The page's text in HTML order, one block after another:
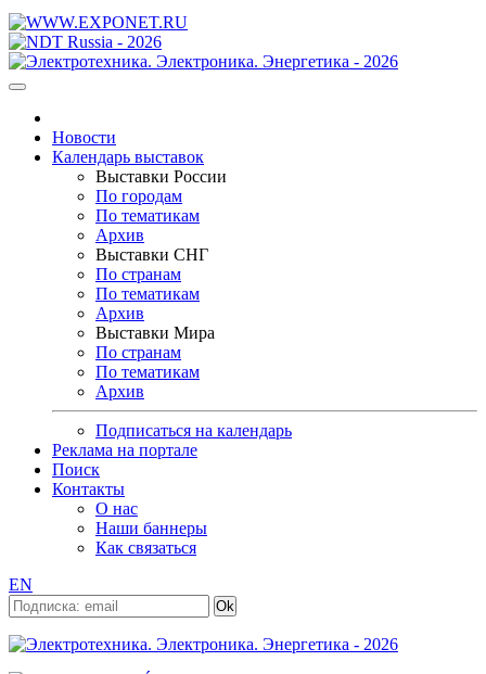
Новости
Календарь выставок
Выставки России
По городам
По тематикам
Архив
Выставки СНГ
По странам
По тематикам
Архив
Выставки Мира
По странам
По тематикам
Архив
Подписаться на календарь
Реклама на портале
Поиск
Контакты
О нас
Наши баннеры
Как связаться
EN